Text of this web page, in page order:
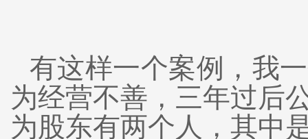
有这样一个案例，我
为经营不善，三年过后
为股东有两个人，其中